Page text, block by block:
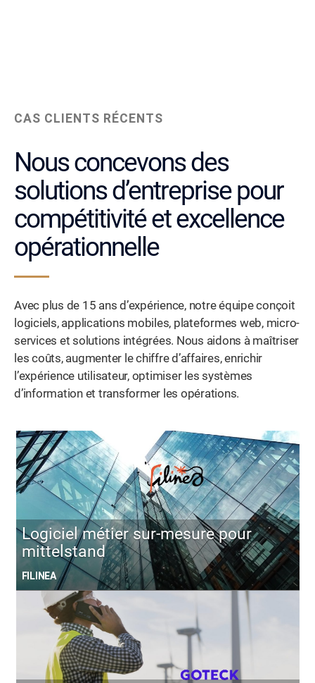
CAS CLIENTS RÉCENTS
Nous concevons des
solutions d’entreprise pour
compétitivité et excellence
opérationnelle
Avec plus de 15 ans d’expérience, notre équipe conçoit
logiciels, applications mobiles, plateformes web, micro-
services et solutions intégrées. Nous aidons à maîtriser
les coûts, augmenter le chiffre d’affaires, enrichir
l’expérience utilisateur, optimiser les systèmes
d’information et transformer les opérations.
Logiciel métier sur-mesure pour
mittelstand
FILINEA